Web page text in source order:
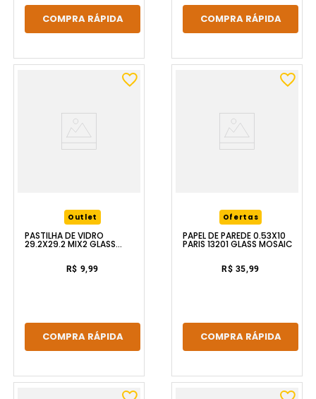
COMPRA RÁPIDA COMPRA RÁPIDA
Outlet
PASTILHA DE VIDRO
29.2X29.2 MIX2 GLASS
R$ 9,99
COMPRA RÁPIDA
Ofertas
PAPEL DE PAREDE 0.53X10
PARIS 13201 GLASS MOSAIC
R$ 35,99
COMPRA RÁPIDA